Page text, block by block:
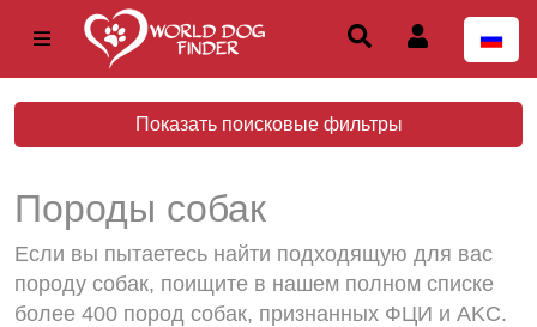
Показать поисковые фильтры
Породы собак
Если вы пытаетесь найти подходящую для вас
породу собак, поищите в нашем полном списке
более 400 пород собак, признанных ФЦИ и AKC.